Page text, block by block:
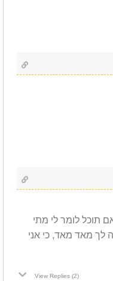
תוכל לומר לי מתי
לך מאד מאד, כי אני
View Replies (2)